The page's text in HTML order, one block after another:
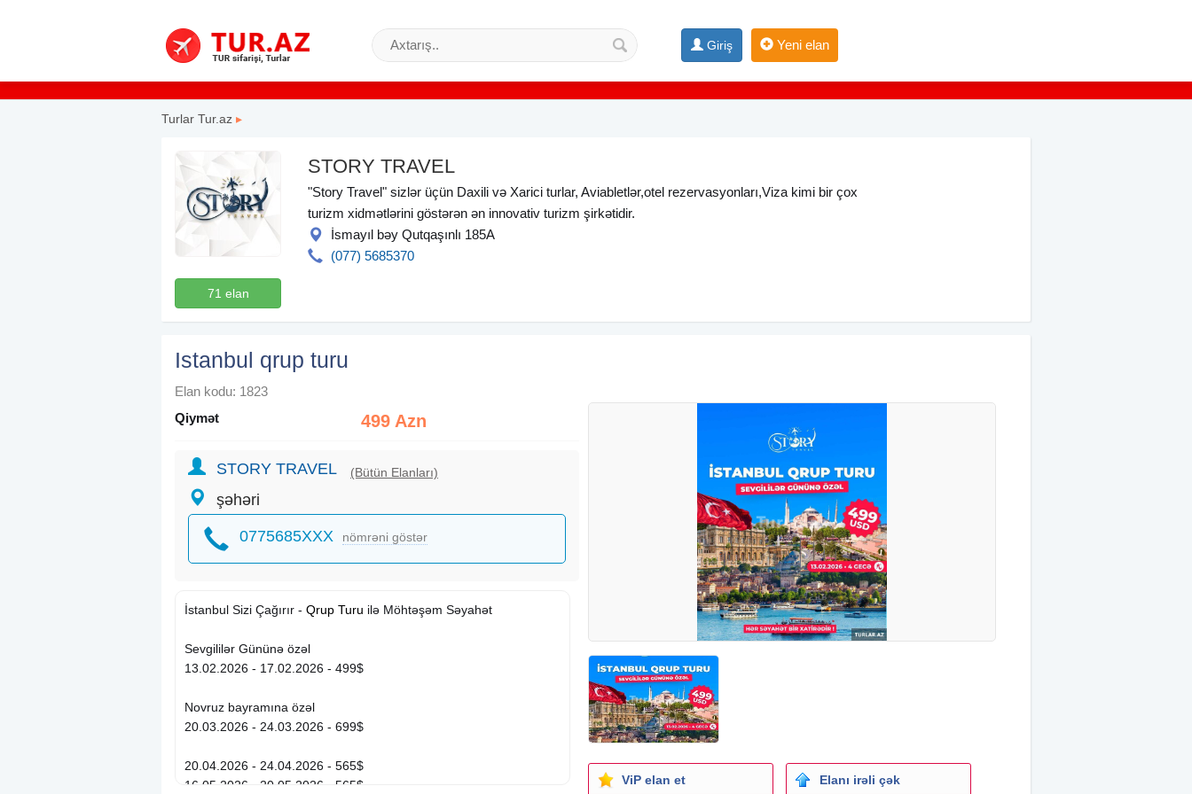
Giriş Yeni elan
Turlar Tur.az ▸
71 elan
STORY TRAVEL
"Story Travel" sizlər üçün Daxili və Xarici turlar, Aviabletlər,otel rezervasyonları,Viza kimi bir çox
turizm xidmətlərini göstərən ən innovativ turizm şirkətidir.
İsmayıl bəy Qutqaşınlı 185A
(077) 5685370
Istanbul qrup turu
Elan kodu: 1823
Qiymət
499 Azn
STORY TRAVEL (Bütün Elanları)
şəhəri
0775685XXX nömrəni göstər
İstanbul Sizi Çağırır - Qrup Turu ilə Möhtəşəm Səyahət
Sevgililər Gününə özəl
13.02.2026 - 17.02.2026 - 499$
Novruz bayramına özəl
20.03.2026 - 24.03.2026 - 699$
20.04.2026 - 24.04.2026 - 565$
16.05.2026 - 20.05.2026 - 565$
ViP elan et Elanı irəli çək